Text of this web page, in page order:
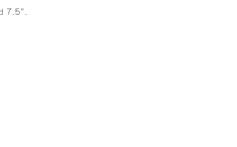
7.5".